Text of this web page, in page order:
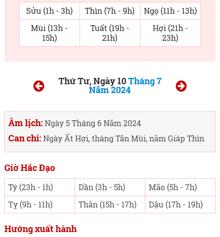
Sửu (1h - 3h)
Thìn (7h - 9h)
Ngọ (11h - 13h)
Mùi (13h -
15h)
Tuất (19h -
21h)
Hợi (21h -
23h)
Thứ Tư, Ngày 10Tháng 7
Năm 2024
Âm lịch:Ngày 5 Tháng 6 Năm 2024
Can chi:Ngày Ất Hợi, tháng Tân Mùi, năm Giáp Thìn
Giờ Hắc Đạo
Tý (23h - 1h) Dần (3h - 5h)
Mão (5h - 7h)
Tỵ (9h - 11h)
Thân (15h - 17h) Dậu (17h - 19h)
Hướng xuất hành